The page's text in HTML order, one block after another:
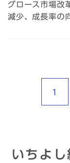
グロース市場改
減少、成長率の
1
いちよ